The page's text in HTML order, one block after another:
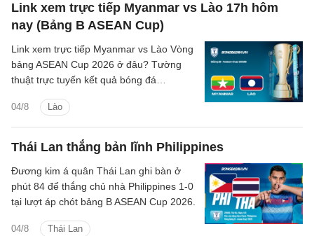
Link xem trực tiếp Myanmar vs Lào 17h hôm
nay (Bảng B ASEAN Cup)
04/8 Lào
Link xem trực tiếp Myanmar vs Lào Vòng
bảng ASEAN Cup 2026 ở đâu? Tường
thuật trực tuyến kết quả bóng đá
nào?
Thái Lan thắng bản lĩnh Philippines
04/8 Thái Lan
Đương kim á quân Thái Lan ghi bàn ở
phút 84 để thắng chủ nhà Philippines 1-0
tại lượt áp chót bảng B ASEAN Cup 2026.